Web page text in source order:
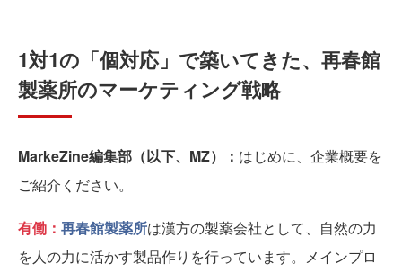
1対1の「個対応」で築いてきた、再春館
製薬所のマーケティング戦略
MarkeZine編集部（以下、MZ）： はじめに、企業概要を
ご紹介ください。
有働： 再春館製薬所は漢方の製薬会社として、自然の力
を人の力に活かす製品作りを行っています。メインプロ